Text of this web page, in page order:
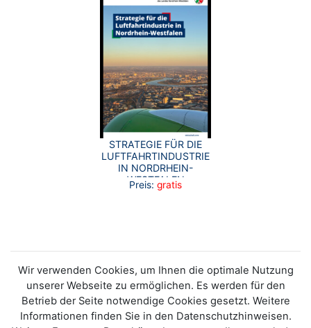
STRATEGIE FÜR DIE
LUFTFAHRTINDUSTRIE
IN NORDRHEIN-
WESTFALEN
Preis: gratis
Wir verwenden Cookies, um Ihnen die optimale Nutzung
unserer Webseite zu ermöglichen. Es werden für den
Betrieb der Seite notwendige Cookies gesetzt. Weitere
Informationen finden Sie in den Datenschutzhinweisen.